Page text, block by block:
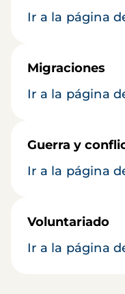
Ir a la página
Migraciones
Ir a la página
Guerra y
Ir a la página
Voluntariado
Ir a la página